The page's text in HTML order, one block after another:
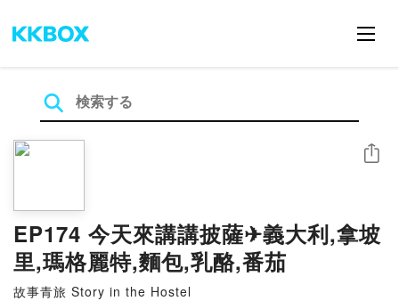
EP174 今天來講講披薩✈義大利,拿坡
里,瑪格麗特,麵包,乳酪,番茄
故事青旅 Story in the Hostel
シェア